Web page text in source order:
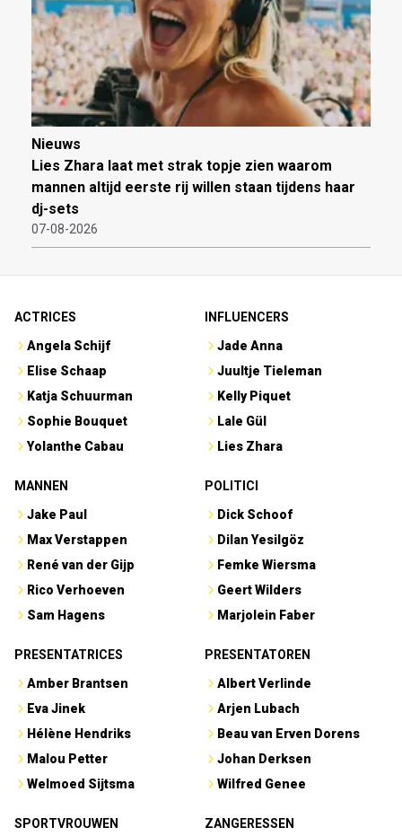
Nieuws
Lies Zhara laat met strak topje zien waarom
mannen altijd eerste rij willen staan tijdens haar
dj-sets
07-08-2026
ACTRICES
Angela Schijf
Elise Schaap
Katja Schuurman
Sophie Bouquet
Yolanthe Cabau
INFLUENCERS
Jade Anna
Juultje Tieleman
Kelly Piquet
Lale Gül
Lies Zhara
MANNEN
Jake Paul
Max Verstappen
René van der Gijp
Rico Verhoeven
Sam Hagens
POLITICI
Dick Schoof
Dilan Yesilgöz
Femke Wiersma
Geert Wilders
Marjolein Faber
PRESENTATRICES
Amber Brantsen
Eva Jinek
Hélène Hendriks
Malou Petter
Welmoed Sijtsma
PRESENTATOREN
Albert Verlinde
Arjen Lubach
Beau van Erven Dorens
Johan Derksen
Wilfred Genee
SPORTVROUWEN ZANGERESSEN